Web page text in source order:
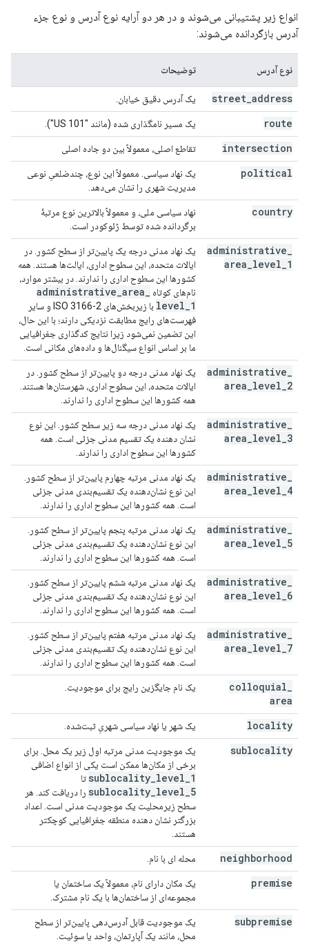
انواع زیر پشتیبانی می‌شوند و در هر دو آرایه نوع آدرس و نوع جزء
آدرس بازگردانده می‌شوند:
نوع آدرس توضیحات
street address یک آدرس دقیق خیابان.
route یک مسیر نامگذاری شده (مانند "US 101").
intersection تقاطع اصلی، معمولاً بین دو جاده اصلی
political
یک نهاد سیاسی. معمولاً این نوع، چندضلعیِ نوعی
مدیریت شهری را نشان می‌دهد.
country
نهاد سیاسی ملی، و معمولاً بالاترین نوع مرتبۀ
برگردانده شده توسط ژئوکودر است.
administrative
area level 1
یک نهاد مدنی درجه یک پایین‌تر از سطح کشور. در
ایالات متحده، این سطوح اداری، ایالت‌ها هستند. همه
کشورها این سطوح اداری را ندارند. در بیشتر موارد،
نام‌های کوتاه
administrative area
level 1
با زیربخش‌های ISO 3166-2 و سایر
فهرست‌های رایج مطابقت نزدیکی دارند؛ با این حال،
این تضمین نمی‌شود زیرا نتایج کدگذاری جغرافیایی
ما بر اساس انواع سیگنال‌ها و داده‌های مکانی است.
administrative
area level 2
یک نهاد مدنی درجه دو پایین‌تر از سطح کشور. در
ایالات متحده، این سطوح اداری، شهرستان‌ها هستند.
همه کشورها این سطوح اداری را ندارند.
administrative
area level 3
یک نهاد مدنی درجه سه زیر سطح کشور. این نوع
نشان دهنده یک تقسیم مدنی جزئی است. همه
کشورها این سطوح اداری را ندارند.
administrative
area level 4
یک نهاد مدنی مرتبه چهارم پایین‌تر از سطح کشور.
این نوع نشان‌دهنده یک تقسیم‌بندی مدنی جزئی
است. همه کشورها این سطوح اداری را ندارند.
administrative
area level 5
یک نهاد مدنی مرتبه پنجم پایین‌تر از سطح کشور.
این نوع نشان‌دهنده یک تقسیم‌بندی مدنی جزئی
است. همه کشورها این سطوح اداری را ندارند.
administrative
area level 6
یک نهاد مدنی مرتبه ششم پایین‌تر از سطح کشور.
این نوع نشان‌دهنده یک تقسیم‌بندی مدنی جزئی
است. همه کشورها این سطوح اداری را ندارند.
administrative
area level 7
یک نهاد مدنی مرتبه هفتم پایین‌تر از سطح کشور.
این نوع نشان‌دهنده یک تقسیم‌بندی مدنی جزئی
است. همه کشورها این سطوح اداری را ندارند.
colloquial
area
یک نام جایگزین رایج برای موجودیت.
locality یک شهر یا نهاد سیاسی شهریِ ثبت‌شده.
sublocality
یک موجودیت مدنی مرتبه اول زیر یک محل. برای
برخی از مکان‌ها ممکن است یکی از انواع اضافی
sublocality level 1 تا
sublocality level 5
را دریافت کند. هر
سطح زیرمحلیت یک موجودیت مدنی است. اعداد
بزرگتر نشان دهنده منطقه جغرافیایی کوچکتر
هستند.
neighborhood محله ای با نام.
premise
یک مکان دارای نام، معمولاً یک ساختمان یا
مجموعه‌ای از ساختمان‌ها با یک نام مشترک.
subpremise
یک موجودیت قابل آدرس‌دهی پایین‌تر از سطح
محل، مانند یک آپارتمان، واحد یا سوئیت.